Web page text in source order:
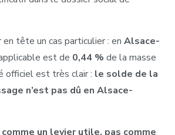
tête un cas particulier : en Alsace-
est de 0,44 % de la masse
officiel est très clair : le solde de la
n’est pas dû en Alsace-
un levier utile, pas comme